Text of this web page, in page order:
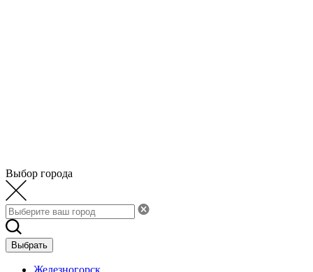
Выбор города
Выбрать
Железногорск